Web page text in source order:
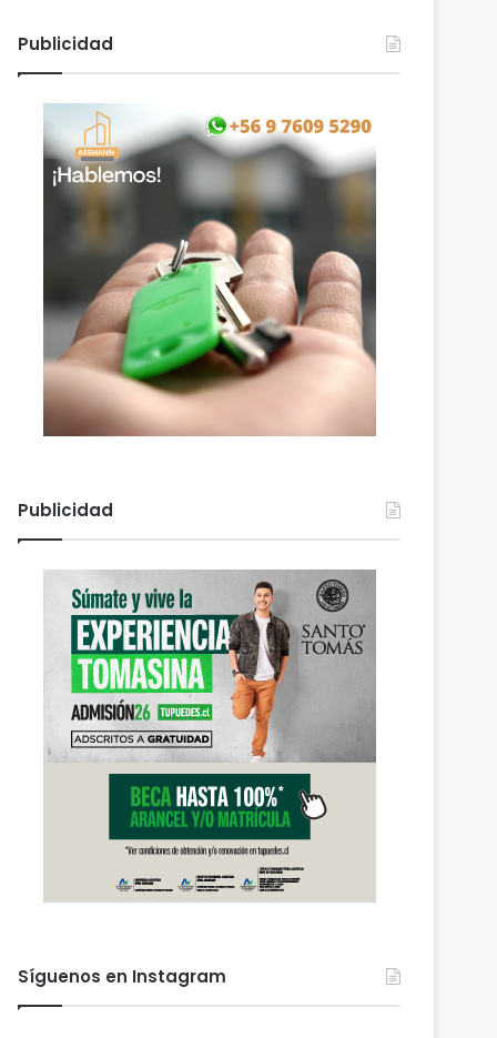
Publicidad
Publicidad
Síguenos en Instagram